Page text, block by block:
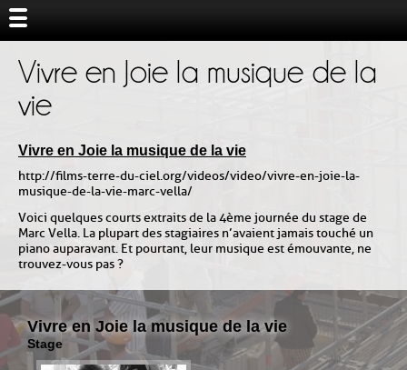
Vivre en Joie la musique de la
vie
Vivre en Joie la musique de la vie
http://films-terre-du-ciel.org/videos/video/vivre-en-joie-la-
musique-de-la-vie-marc-vella/
Voici quelques courts extraits de la 4ème journée du stage de
Marc Vella. La plupart des stagiaires n’avaient jamais touché un
piano auparavant. Et pourtant, leur musique est émouvante, ne
trouvez-vous pas ?
Vivre en Joie la musique de la vie
Stage